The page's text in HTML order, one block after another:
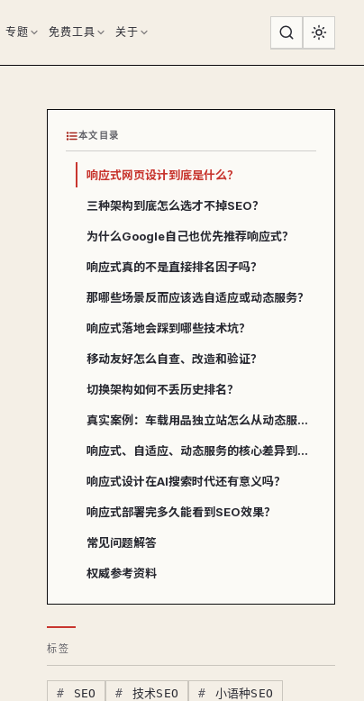
专题 免费工具 关于
本文目录
响应式网页设计到底是什么？
三种架构到底怎么选才不掉SEO？
为什么Google自己也优先推荐响应式？
响应式真的不是直接排名因子吗？
那哪些场景反而应该选自适应或动态服务？
响应式落地会踩到哪些技术坑？
移动友好怎么自查、改造和验证？
切换架构如何不丢历史排名？
真实案例：车载用品独立站怎么从动态服务切到RWD？
响应式、自适应、动态服务的核心差异到底在哪？
响应式设计在AI搜索时代还有意义吗？
响应式部署完多久能看到SEO效果？
常见问题解答
权威参考资料
标签
SEO 技术SEO
小语种SEO